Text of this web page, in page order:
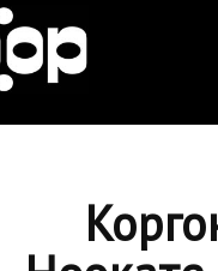
Новости